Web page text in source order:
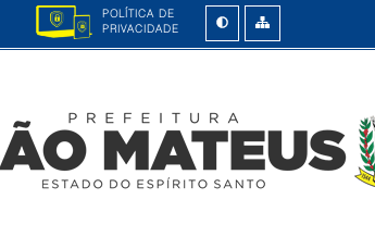
POLÍTICA DE
PRIVACIDADE